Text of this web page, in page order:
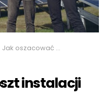
Jak oszacować koszt instalacji fotowoltaicznej?
instalacji